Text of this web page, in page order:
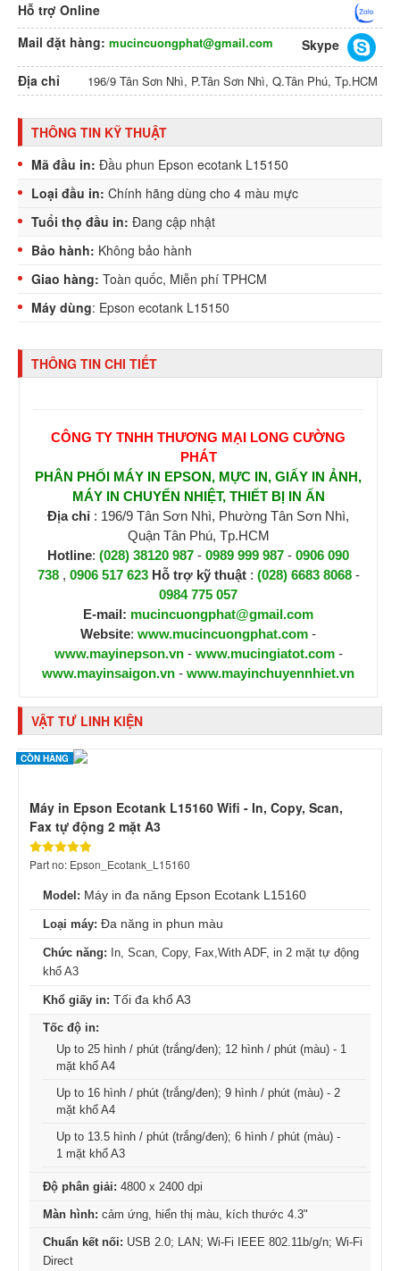
Hỗ trợ Online
Mail đặt hàng: mucincuongphat@gmail.com
Skype
Địa chỉ
196/9 Tân Sơn Nhì, P.Tân Sơn Nhì, Q.Tân Phú, Tp.HCM
THÔNG TIN KỸ THUẬT
Mã đầu in: Đầu phun Epson ecotank L15150
Loại đầu in: Chính hãng dùng cho 4 màu mực
Tuổi thọ đầu in: Đang cập nhật
Bảo hành: Không bảo hành
Giao hàng: Toàn quốc, Miễn phí TPHCM
Máy dùng: Epson ecotank L15150
THÔNG TIN CHI TIẾT
CÔNG TY TNHH THƯƠNG MẠI LONG CƯỜNG
PHÁT
PHÂN PHỐI MÁY IN EPSON, MỰC IN, GIẤY IN ẢNH,
MÁY IN CHUYỂN NHIỆT, THIẾT BỊ IN ẤN
Địa chỉ : 196/9 Tân Sơn Nhì, Phường Tân Sơn Nhì,
Quận Tân Phú, Tp.HCM
Hotline: (028) 38120 987 - 0989 999 987 - 0906 090
738, 0906 517 623 Hỗ trợ kỹ thuật : (028) 6683 8068-
0984 775 057
E-mail: mucincuongphat@gmail.com
Website: www.mucincuongphat.com -
www.mayinepson.vn- www.mucingiatot.com-
www.mayinsaigon.vn - www.mayinchuyennhiet.vn
VẬT TƯ LINH KIỆN
CÒN HÀNG
Máy in Epson Ecotank L15160 Wifi - In, Copy, Scan,
Fax tự động 2 mặt A3
Part no: Epson_Ecotank_L15160
Model: Máy in đa năng Epson Ecotank L15160
Loại máy: Đa năng in phun màu
Chức năng: In, Scan, Copy, Fax,With ADF, in 2 mặt tự động
khổ A3
Khổ giấy in: Tối đa khổ A3
Tốc độ in:
Up to 25 hình / phút (trắng/đen); 12 hình / phút (màu) - 1
mặt khổ A4
Up to 16 hình / phút (trắng/đen); 9 hình / phút (màu) - 2
mặt khổ A4
Up to 13.5 hình / phút (trắng/đen); 6 hình / phút (màu) -
1 mặt khổ A3
Độ phân giải: 4800 x 2400 dpi
Màn hình: cảm ứng, hiển thị màu, kích thước 4.3"
Chuẩn kết nối: USB 2.0; LAN; Wi-Fi IEEE 802.11b/g/n; Wi-Fi
Direct